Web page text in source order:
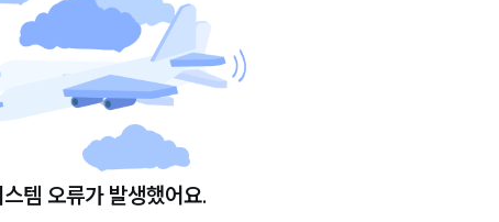
템 오류가 발생했어요.